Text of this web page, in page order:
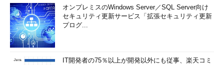
オンプレミスのWindows Server／SQL Server向け
セキュリティ更新サービス「拡張セキュリティ更新
プログ...
IT開発者の75％以上が開発以外にも従事、楽天コミ